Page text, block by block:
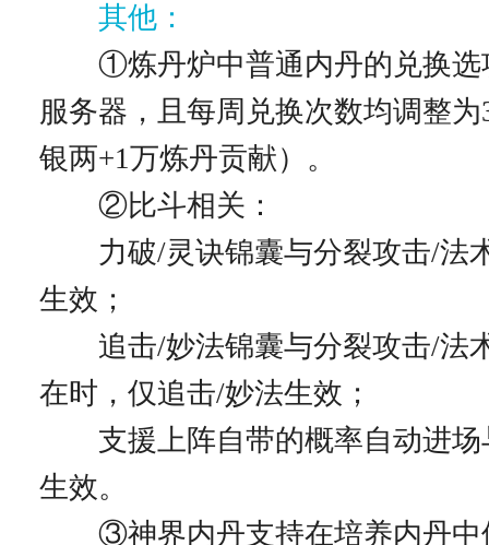
其他：
①炼丹炉中普通内丹的兑换选
服务器，且每周兑换次数均调整为
银两+1万炼丹贡献）。
②比斗相关：
力破/灵诀锦囊与分裂攻击/法
生效；
追击/妙法锦囊与分裂攻击/法
在时，仅追击/妙法生效；
支援上阵自带的概率自动进场
生效。
③神界内丹支持在培养内丹中